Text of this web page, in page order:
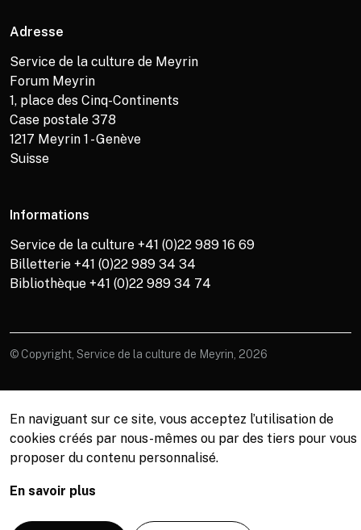
Adresse
Service de la culture de Meyrin
Forum Meyrin
1, place des Cinq-Continents
Case postale 378
1217 Meyrin 1 - Genève
Suisse
Informations
Service de la culture +41 (0)22 989 16 69
Billetterie +41 (0)22 989 34 34
Bibliothèque +41 (0)22 989 34 74
© Copyright, Service de la culture de Meyrin, 2026
En naviguant sur ce site, vous acceptez l’utilisation de
cookies créés par nous-mêmes ou par des tiers pour vous
proposer du contenu personnalisé.
En savoir plus